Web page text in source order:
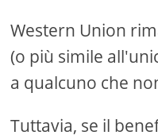
Western Union
(o più simile
a qualcuno che
Tuttavia, se il